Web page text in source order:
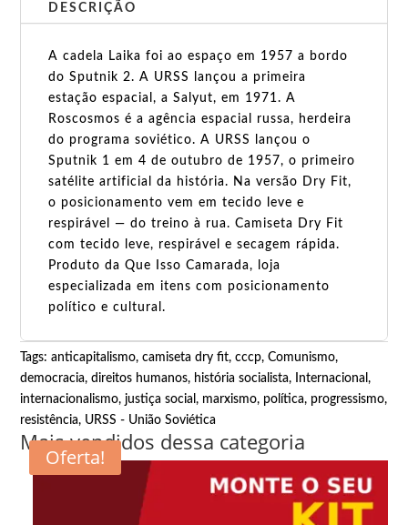
DESCRIÇÃO
A cadela Laika foi ao espaço em 1957 a bordo
do Sputnik 2. A URSS lançou a primeira
estação espacial, a Salyut, em 1971. A
Roscosmos é a agência espacial russa, herdeira
do programa soviético. A URSS lançou o
Sputnik 1 em 4 de outubro de 1957, o primeiro
satélite artificial da história. Na versão Dry Fit,
o posicionamento vem em tecido leve e
respirável — do treino à rua. Camiseta Dry Fit
com tecido leve, respirável e secagem rápida.
Produto da Que Isso Camarada, loja
especializada em itens com posicionamento
político e cultural.
Tags:anticapitalismo,camiseta dry fit,cccp,Comunismo,
democracia,direitos humanos, história socialista, Internacional,
internacionalismo,justiça social, marxismo, política, progressismo,
resistência, URSS - União Soviética
Mais vendidos dessa categoria
Oferta!